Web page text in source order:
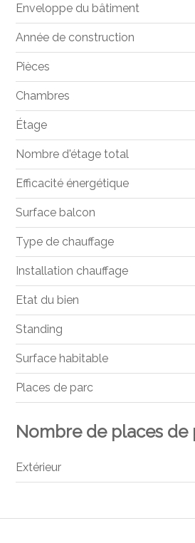
Enveloppe du bâtiment
Année de construction
Pièces
Chambres
Étage
Nombre d'étage total
Efficacité énergétique
Surface balcon
Type de chauffage
Installation chauffage
Etat du bien
Standing
Surface habitable
Places de parc
Nombre de places de
Extérieur